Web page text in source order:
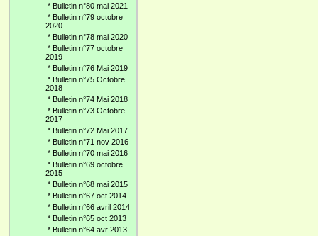
* Bulletin n°80 mai 2021
* Bulletin n°79 octobre
2020
* Bulletin n°78 mai 2020
* Bulletin n°77 octobre
2019
* Bulletin n°76 Mai 2019
* Bulletin n°75 Octobre
2018
* Bulletin n°74 Mai 2018
* Bulletin n°73 Octobre
2017
* Bulletin n°72 Mai 2017
* Bulletin n°71 nov 2016
* Bulletin n°70 mai 2016
* Bulletin n°69 octobre
2015
* Bulletin n°68 mai 2015
* Bulletin n°67 oct 2014
* Bulletin n°66 avril 2014
* Bulletin n°65 oct 2013
* Bulletin n°64 avr 2013